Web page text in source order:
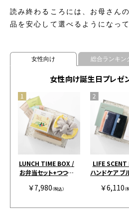
読み終わるころには、お母さん
品を安心して選べるようになって
女性向け 総合ランキン
女性向け誕生日プレゼ
LUNCH TIME BOX /
お弁当セット+つつみ
ー
￥7,980（税込）
LIFE
ハンドケア ブ
￥6,110（